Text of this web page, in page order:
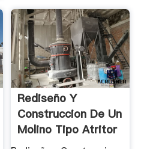
Rediseño Y
Construccion De Un
Molino Tipo Atritor
...